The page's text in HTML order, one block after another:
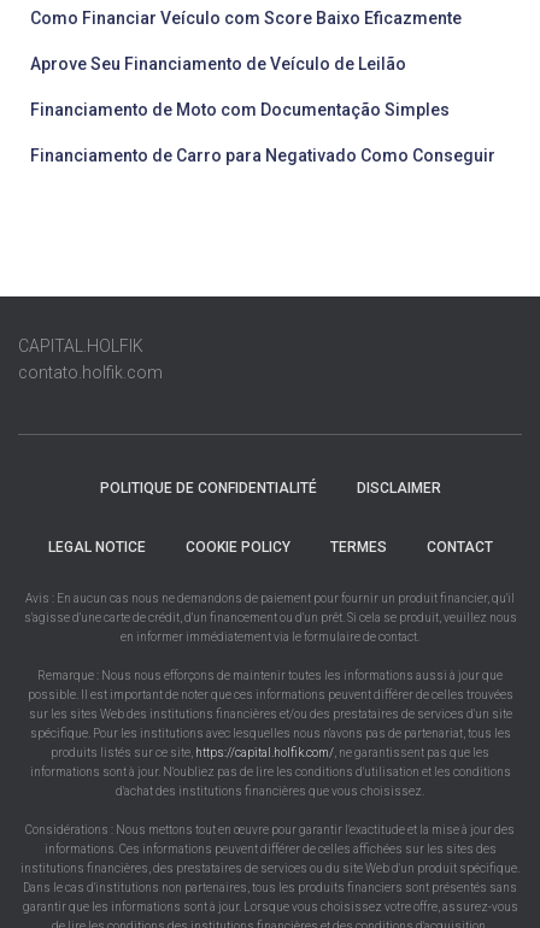
Como Financiar Veículo com Score Baixo Eficazmente
Aprove Seu Financiamento de Veículo de Leilão
Financiamento de Moto com Documentação Simples
Financiamento de Carro para Negativado Como Conseguir
CAPITAL.HOLFIK
contato.holfik.com
POLITIQUE DE CONFIDENTIALITÉ DISCLAIMER
LEGAL NOTICE COOKIE POLICY TERMES CONTACT
Avis : En aucun cas nous ne demandons de paiement pour fournir un produit financier, qu'il
s'agisse d'une carte de crédit, d'un financement ou d'un prêt. Si cela se produit, veuillez nous
en informer immédiatement via le formulaire de contact.
Remarque : Nous nous efforçons de maintenir toutes les informations aussi à jour que
possible. Il est important de noter que ces informations peuvent différer de celles trouvées
sur les sites Web des institutions financières et/ou des prestataires de services d'un site
spécifique. Pour les institutions avec lesquelles nous n'avons pas de partenariat, tous les
produits listés sur ce site, https://capital.holfik.com/ , ne garantissent pas que les
informations sont à jour. N'oubliez pas de lire les conditions d'utilisation et les conditions
d'achat des institutions financières que vous choisissez.
Considérations : Nous mettons tout en œuvre pour garantir l'exactitude et la mise à jour des
informations. Ces informations peuvent différer de celles affichées sur les sites des
institutions financières, des prestataires de services ou du site Web d'un produit spécifique.
Dans le cas d'institutions non partenaires, tous les produits financiers sont présentés sans
garantir que les informations sont à jour. Lorsque vous choisissez votre offre, assurez-vous